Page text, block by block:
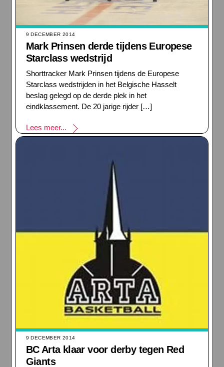
9 DECEMBER 2014
Mark Prinsen derde tijdens Europese
Starclass wedstrijd
Shorttracker Mark Prinsen tijdens de Europese
Starclass wedstrijden in het Belgische Hasselt
beslag gelegd op de derde plek in het
eindklassement. De 20 jarige rijder […]
Lees meer...
9 DECEMBER 2014
BC Arta klaar voor derby tegen Red
Giants